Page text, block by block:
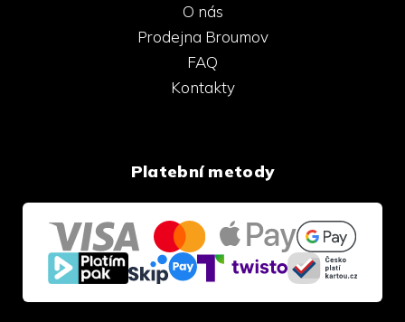
O nás
Prodejna Broumov
FAQ
Kontakty
Platební metody